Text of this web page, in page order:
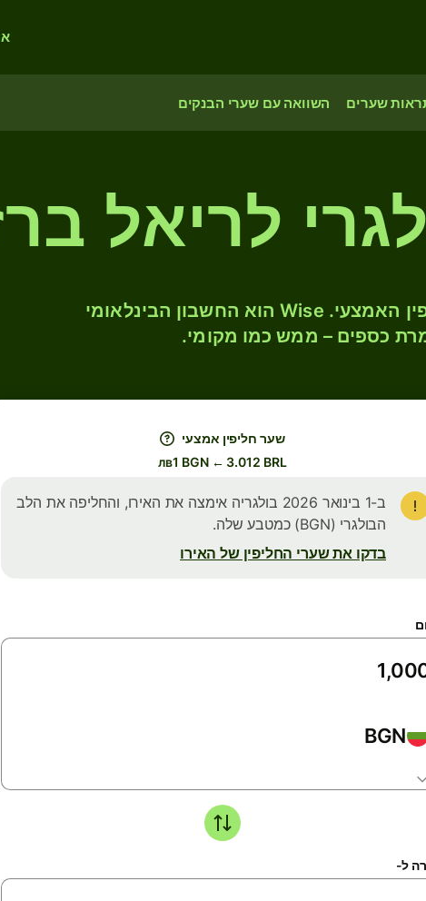
שערים השוואה עם שערי הבנקים
לריאל
המירו BGN ל- BRL לפי שער החליפין האמצעי. Wise הוא החשבון הבינלאומי
כספים – ממש כמו מקומי.
שער חליפין אמצעי
лв1 BGN ← 3.012 BRL
ב-1 בינואר 2026 בולגריה אימצה את האירו, והחליפה את הלב
הבולגרי (BGN) כמטבע שלה.
בדקו את שערי החליפין של האירו
BGN
ל-